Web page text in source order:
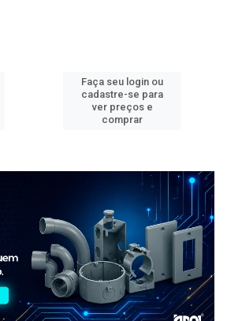
Faça seu login ou
cadastre-se para
ver preços e
comprar